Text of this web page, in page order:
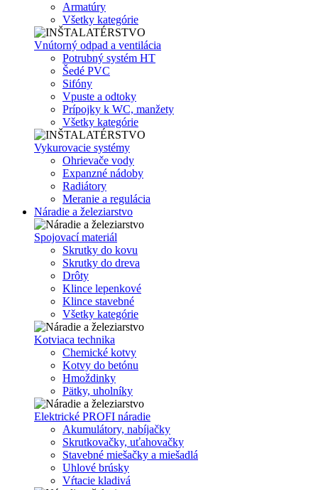
Armatúry
Všetky kategórie
Vnútorný odpad a ventilácia
Potrubný systém HT
Šedé PVC
Sifóny
Vpuste a odtoky
Prípojky k WC, manžety
Všetky kategórie
Vykurovacie systémy
Ohrievače vody
Expanzné nádoby
Radiátory
Meranie a regulácia
Náradie a železiarstvo
Spojovací materiál
Skrutky do kovu
Skrutky do dreva
Drôty
Klince lepenkové
Klince stavebné
Všetky kategórie
Kotviaca technika
Chemické kotvy
Kotvy do betónu
Hmoždinky
Pätky, uholníky
Elektrické PROFI náradie
Akumulátory, nabíjačky
Skrutkovačky, uťahovačky
Stavebné miešačky a miešadlá
Uhlové brúsky
Vŕtacie kladivá